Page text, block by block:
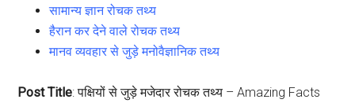
सामान्य ज्ञान रोचक तथ्य
हैरान कर देने वाले रोचक तथ्य
मानव व्यवहार से जुड़े मनोवैज्ञानिक तथ्य
Post Title: पक्षियों से जुड़े मजेदार रोचक तथ्य – Amazing Facts